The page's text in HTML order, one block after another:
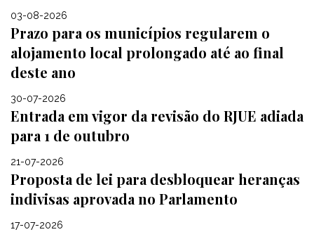
03-08-2026
Prazo para os municípios regularem o
alojamento local prolongado até ao final
deste ano
30-07-2026
Entrada em vigor da revisão do RJUE adiada
para 1 de outubro
21-07-2026
Proposta de lei para desbloquear heranças
indivisas aprovada no Parlamento
17-07-2026